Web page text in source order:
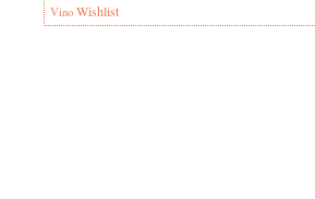
Vino Wishlist